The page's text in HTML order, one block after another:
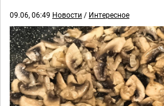
09.06, 06:49 Новости / Интересное